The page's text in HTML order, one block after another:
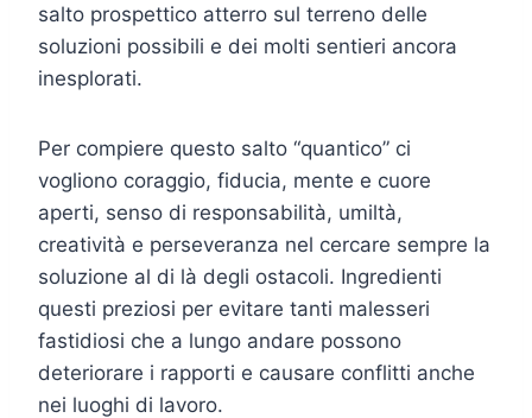
salto prospettico atterro sul terreno delle
soluzioni possibili e dei molti sentieri ancora
inesplorati.
Per compiere questo salto “quantico” ci
vogliono coraggio, fiducia, mente e cuore
aperti, senso di responsabilità, umiltà,
creatività e perseveranza nel cercare sempre la
soluzione al di là degli ostacoli. Ingredienti
questi preziosi per evitare tanti malesseri
fastidiosi che a lungo andare possono
deteriorare i rapporti e causare conflitti anche
nei luoghi di lavoro.